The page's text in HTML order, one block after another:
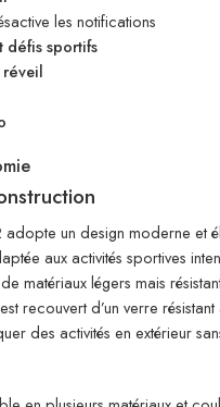
les notifications
défis sportifs
un design moderne et
aux activités sportives
matériaux légers mais
recouvert d’un verre
des activités en extérieur